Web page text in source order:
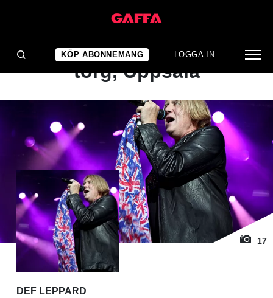
KÖP ABONNEMANG LOGGA IN
ALBUMRECENSION
Def Leppard: Vaksala
torg, Uppsala
17
DEF LEPPARD